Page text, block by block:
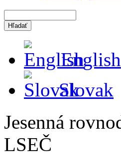
English
Slovak
Jesenná
LSEČ